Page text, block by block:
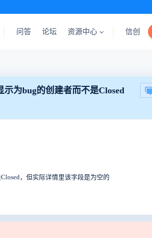
问答 论坛 资源中心 信创
为bug的创建者而不是Closed
，但实际详情里该字段是为空的